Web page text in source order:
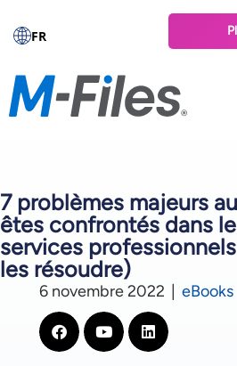
FR
7 problèmes majeurs
êtes confrontés dans
services
les résoudre)
6 novembre 2022 eBooks